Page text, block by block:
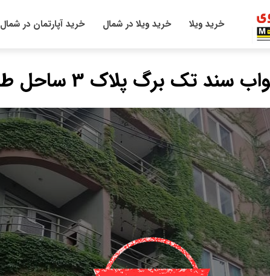
خرید ویلا خرید ویلا در شمال خرید آپارتمان در شمال